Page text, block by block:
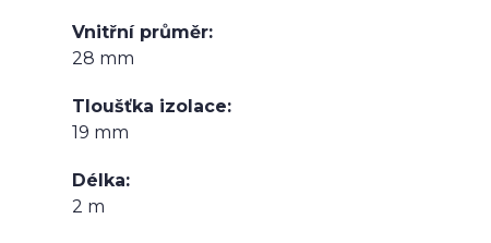
Vnitřní průměr
28 mm
Tloušťka izolace
19 mm
Délka
2 m